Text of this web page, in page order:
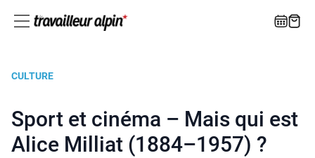
CULTURE
Sport et cinéma – Mais qui est
Alice Milliat (1884–1957) ?